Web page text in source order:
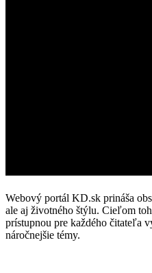
Webový portál KD.sk prináša
ale aj životného štýlu. Cieľom
prístupnou pre každého čitateľa
náročnejšie témy.